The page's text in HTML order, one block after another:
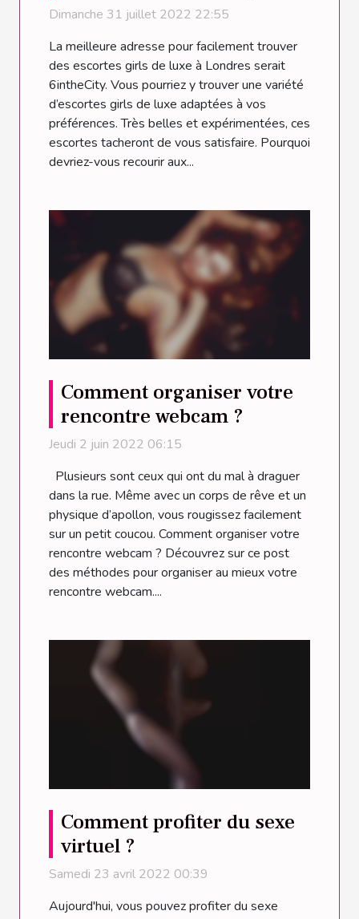
Dimanche 31 juillet 2022 22:55
La meilleure adresse pour facilement trouver
des escortes girls de luxe à Londres serait
6intheCity. Vous pourriez y trouver une variété
d’escortes girls de luxe adaptées à vos
préférences. Très belles et expérimentées, ces
escortes tacheront de vous satisfaire. Pourquoi
devriez-vous recourir aux...
Comment organiser votre
rencontre webcam ?
Jeudi 2 juin 2022 06:15
Plusieurs sont ceux qui ont du mal à draguer
dans la rue. Même avec un corps de rêve et un
physique d’apollon, vous rougissez facilement
sur un petit coucou. Comment organiser votre
rencontre webcam ? Découvrez sur ce post
des méthodes pour organiser au mieux votre
rencontre webcam....
Comment profiter du sexe
virtuel ?
Samedi 23 avril 2022 00:39
Aujourd'hui, vous pouvez profiter du sexe